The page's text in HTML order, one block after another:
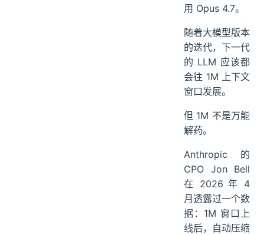
用 Opus 4.7。
随着大模型版本
的迭代，下一代
的 LLM 应该都
会往 1M 上下文
窗口发展。
但 1M 不是万能
解药。
Anthropic 的
CPO Jon Bell
在 2026 年 4
月透露过一个数
据：1M 窗口上
线后，自动压缩